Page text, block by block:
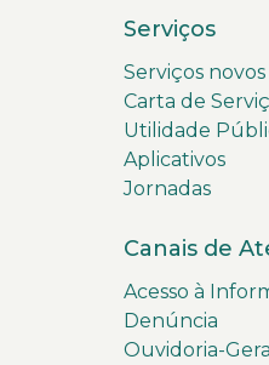
Serviços
Serviços novos
Carta de
Utilidade
Aplicativos
Jornadas
Canais de
Acesso à
Denúncia
Ouvidoria-Geral